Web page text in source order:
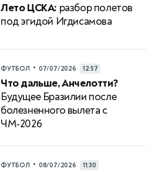
Лето ЦСКА: разбор полетов
под эгидой Игдисамова
ФУТБОЛ • 07/07/2026 12:57
Что дальше, Анчелотти?
Будущее Бразилии после
болезненного вылета с
ЧМ‑2026
ФУТБОЛ • 08/07/2026 11:30